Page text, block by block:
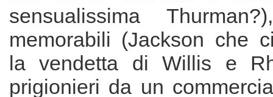
sensualissima
memorabili (Jackson che
la vendetta di Willis e
prigionieri da un